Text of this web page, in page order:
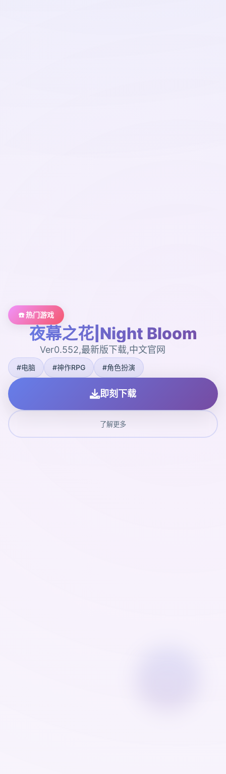
☎️ 热门游戏
夜幕之花|Night Bloom
Ver0.552,最新版下载,中文官网
#电脑 #神作RPG #角色扮演
即刻下载
了解更多